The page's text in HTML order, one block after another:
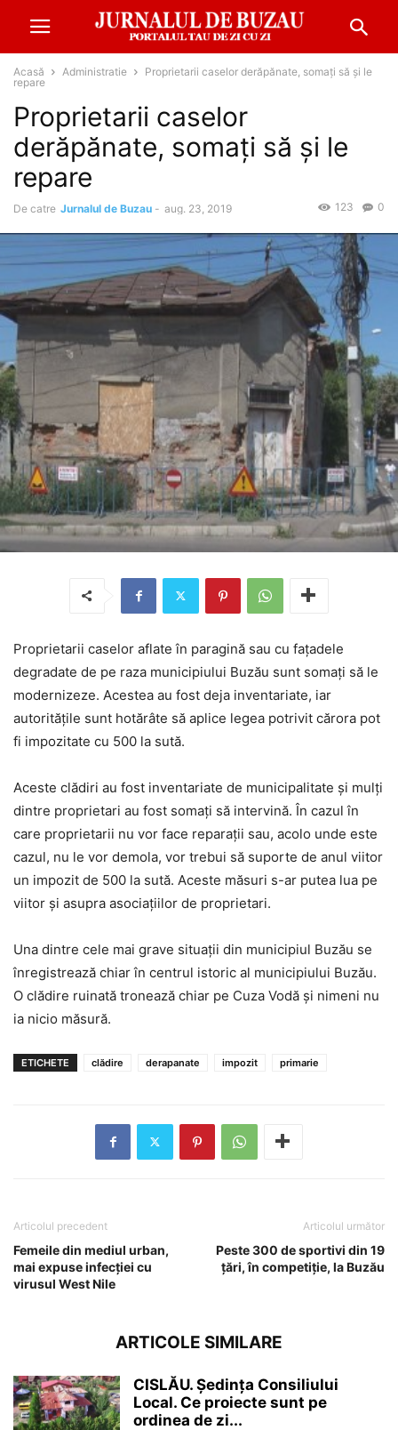
Acasă Administratie
Proprietarii caselor derăpănate, somați să și le
repare
Proprietarii caselor
derăpănate, somați să și le
repare
De catre Jurnalul de Buzau - aug. 23, 2019 0
123
Proprietarii caselor aflate în paragină sau cu faţadele
degradate de pe raza municipiului Buzău sunt somaţi să le
modernizeze. Acestea au fost deja inventariate, iar
autorităţile sunt hotărâte să aplice legea potrivit cărora pot
fi impozitate cu 500 la sută.
Aceste clădiri au fost inventariate de municipalitate şi mulţi
dintre proprietari au fost somaţi să intervină. În cazul în
care proprietarii nu vor face reparaţii sau, acolo unde este
cazul, nu le vor demola, vor trebui să suporte de anul viitor
un impozit de 500 la sută. Aceste măsuri s-ar putea lua pe
viitor şi asupra asociaţiilor de proprietari.
Una dintre cele mai grave situaţii din municipiul Buzău se
înregistrează chiar în centrul istoric al municipiului Buzău.
O clădire ruinată tronează chiar pe Cuza Vodă şi nimeni nu
ia nicio măsură.
ETICHETE clădire derapanate impozit primarie
Articolul precedent
Femeile din mediul urban,
mai expuse infecției cu
virusul West Nile
Articolul următor
Peste 300 de sportivi din 19
ţări, în competiţie, la Buzău
ARTICOLE SIMILARE
CISLĂU. Ședința Consiliului
Local. Ce proiecte sunt pe
ordinea de zi...